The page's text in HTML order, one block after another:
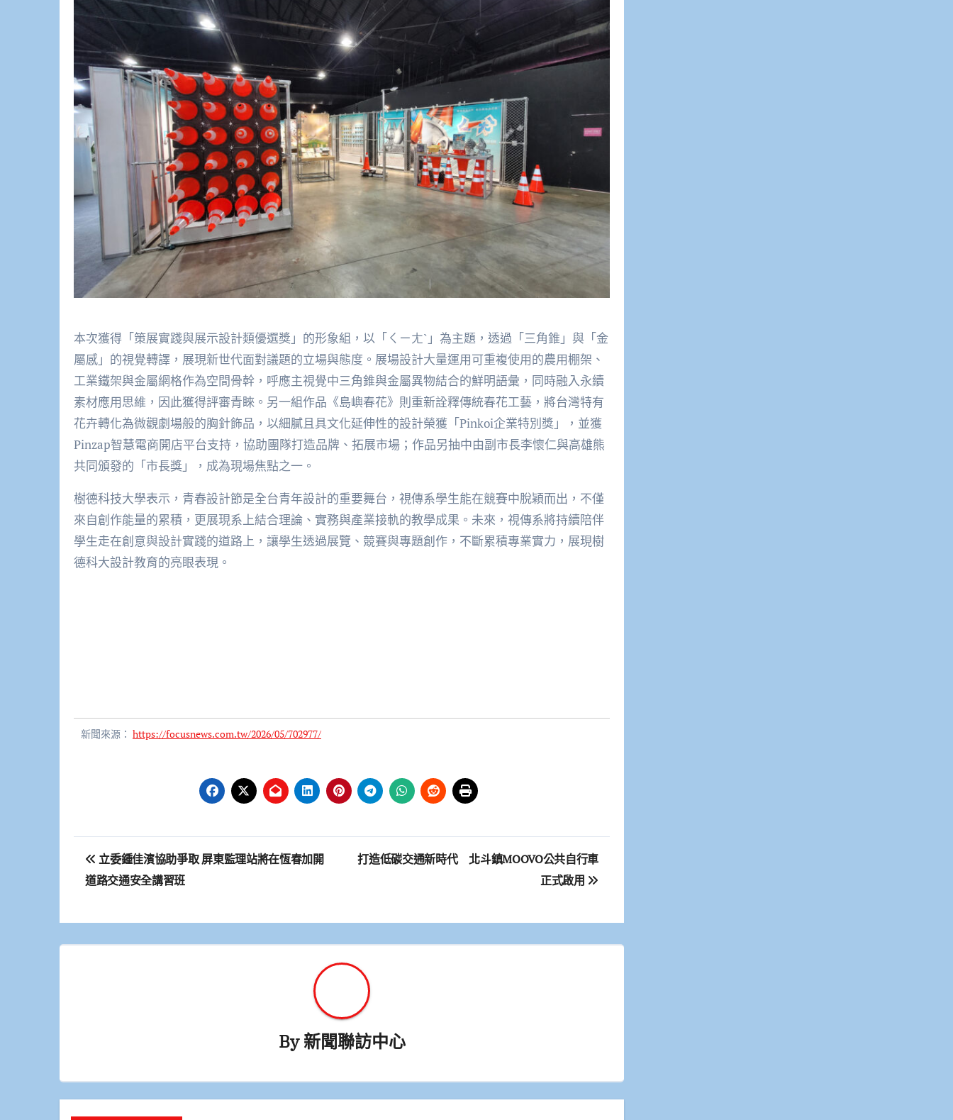
本次獲得「策展實踐與展示設計類優選獎」的形象組，以「ㄑㄧㄤˋ」為主題，透過「三角錐」與「金
屬感」的視覺轉譯，展現新世代面對議題的立場與態度。展場設計大量運用可重複使用的農用棚架、
工業鐵架與金屬網格作為空間骨幹，呼應主視覺中三角錐與金屬異物結合的鮮明語彙，同時融入永續
素材應用思維，因此獲得評審青睞。另一組作品《島嶼春花》則重新詮釋傳統春花工藝，將台灣特有
花卉轉化為微觀劇場般的胸針飾品，以細膩且具文化延伸性的設計榮獲「Pinkoi企業特別獎」，並獲
Pinzap智慧電商開店平台支持，協助團隊打造品牌、拓展市場；作品另抽中由副市長李懷仁與高雄熊
共同頒發的「市長獎」，成為現場焦點之一。
樹德科技大學表示，青春設計節是全台青年設計的重要舞台，視傳系學生能在競賽中脫穎而出，不僅
來自創作能量的累積，更展現系上結合理論、實務與產業接軌的教學成果。未來，視傳系將持續陪伴
學生走在創意與設計實踐的道路上，讓學生透過展覽、競賽與專題創作，不斷累積專業實力，展現樹
德科大設計教育的亮眼表現。
新聞來源： https://focusnews.com.tw/2026/05/702977/
文
章
覽
立委鍾佳濱協助爭取 屏東監理站將在恆春加開
道路交通安全講習班
打造低碳交通新時代 北斗鎮MOOVO公共自行車
正式啟用
By新聞聯訪中心